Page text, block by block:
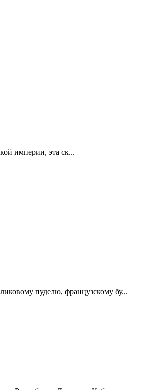
империи, эта ск...
пуделю, французскому бу...